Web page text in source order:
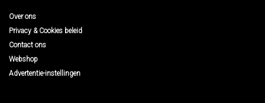
Over ons
Privacy & Cookies beleid
Contact ons
Webshop
Advertentie-instellingen